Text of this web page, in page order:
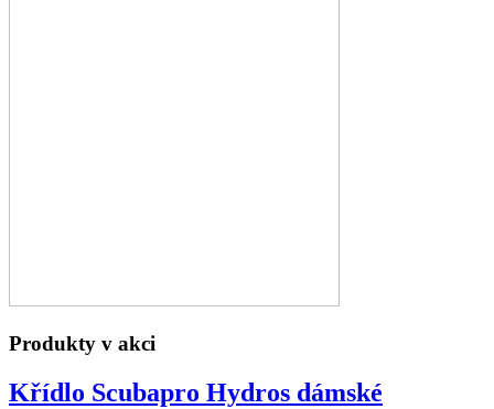
Produkty v akci
Křídlo Scubapro Hydros dámské